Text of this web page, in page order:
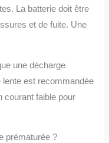
La batterie doit être
et de fuite. Une
une décharge
est recommandée
courant faible pour
prématurée ?